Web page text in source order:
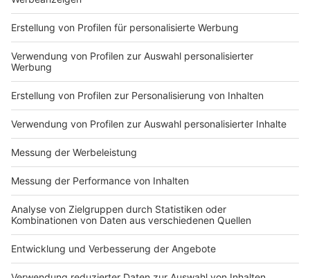
Markiere sie hierfür mit einem
Impressum
Nutzungsbedingungen
Jobs
Presse
Kontakt
Studio-Hotline
Verkehrs-Hotline
Newsletter